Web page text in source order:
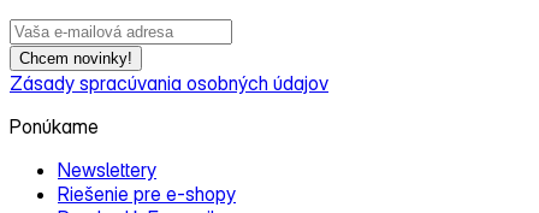
Chcem novinky!
Zásady spracúvania osobných údajov
Ponúkame
Newslettery
Riešenie pre e‑shopy